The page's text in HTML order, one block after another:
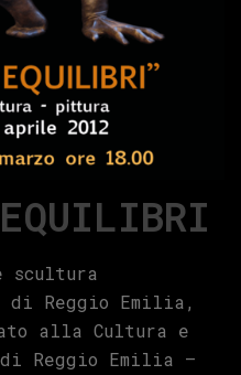
scultura
di Reggio Emilia,
alla Cultura e
Reggio Emilia –